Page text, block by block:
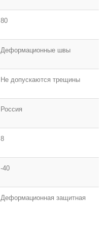
80
Деформационные швы
Не допускаются трещины
Россия
8
-40
Деформационная защитная